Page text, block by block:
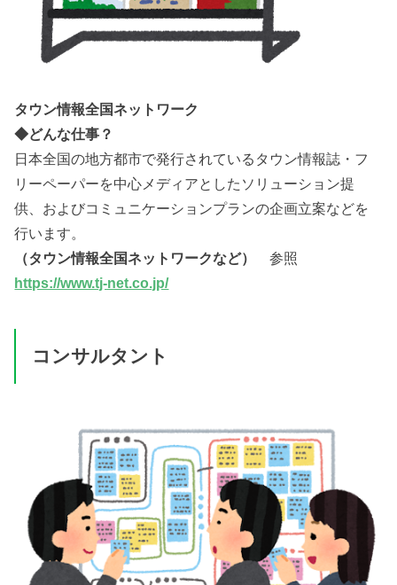
タウン情報全国ネットワーク
◆どんな仕事？
日本全国の地方都市で発行されているタウン情報誌・フ
リーペーパーを中心メディアとしたソリューション提
供、およびコミュニケーションプランの企画立案などを
行います。
（タウン情報全国ネットワークなど）
参照
https://www.tj-net.co.jp/
コンサルタント